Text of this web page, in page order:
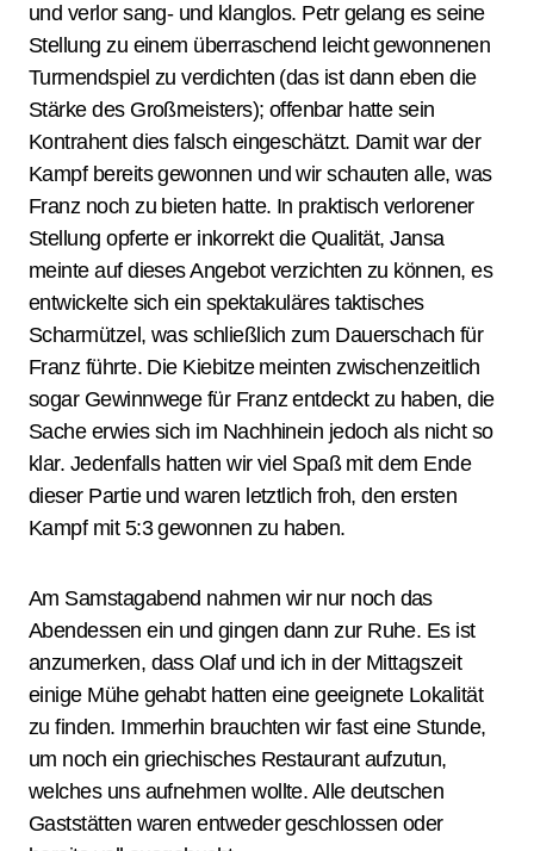
und verlor sang- und klanglos. Petr gelang es seine
Stellung zu einem überraschend leicht gewonnenen
Turmendspiel zu verdichten (das ist dann eben die
Stärke des Großmeisters); offenbar hatte sein
Kontrahent dies falsch eingeschätzt. Damit war der
Kampf bereits gewonnen und wir schauten alle, was
Franz noch zu bieten hatte. In praktisch verlorener
Stellung opferte er inkorrekt die Qualität, Jansa
meinte auf dieses Angebot verzichten zu können, es
entwickelte sich ein spektakuläres taktisches
Scharmützel, was schließlich zum Dauerschach für
Franz führte. Die Kiebitze meinten zwischenzeitlich
sogar Gewinnwege für Franz entdeckt zu haben, die
Sache erwies sich im Nachhinein jedoch als nicht so
klar. Jedenfalls hatten wir viel Spaß mit dem Ende
dieser Partie und waren letztlich froh, den ersten
Kampf mit 5:3 gewonnen zu haben.
Am Samstagabend nahmen wir nur noch das
Abendessen ein und gingen dann zur Ruhe. Es ist
anzumerken, dass Olaf und ich in der Mittagszeit
einige Mühe gehabt hatten eine geeignete Lokalität
zu finden. Immerhin brauchten wir fast eine Stunde,
um noch ein griechisches Restaurant aufzutun,
welches uns aufnehmen wollte. Alle deutschen
Gaststätten waren entweder geschlossen oder